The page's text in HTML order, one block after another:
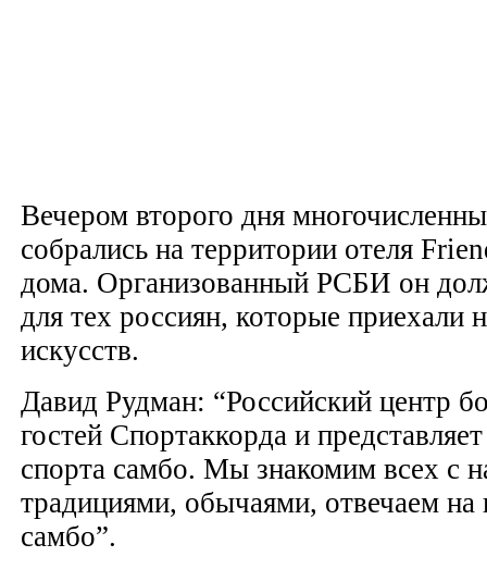
Вечером второго дня
собрались на территории отеля
дома. Организованный РСБИ он
для тех россиян, которые
искусств.
Давид Рудман: “Российский центр
гостей Спортаккорда и
спорта самбо. Мы знакомим всех с
традициями, обычаями, отвечаем на
самбо”.